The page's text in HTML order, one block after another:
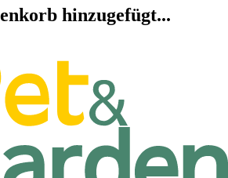
hinzugefügt...